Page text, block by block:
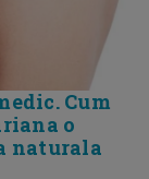
Cum
o
naturala